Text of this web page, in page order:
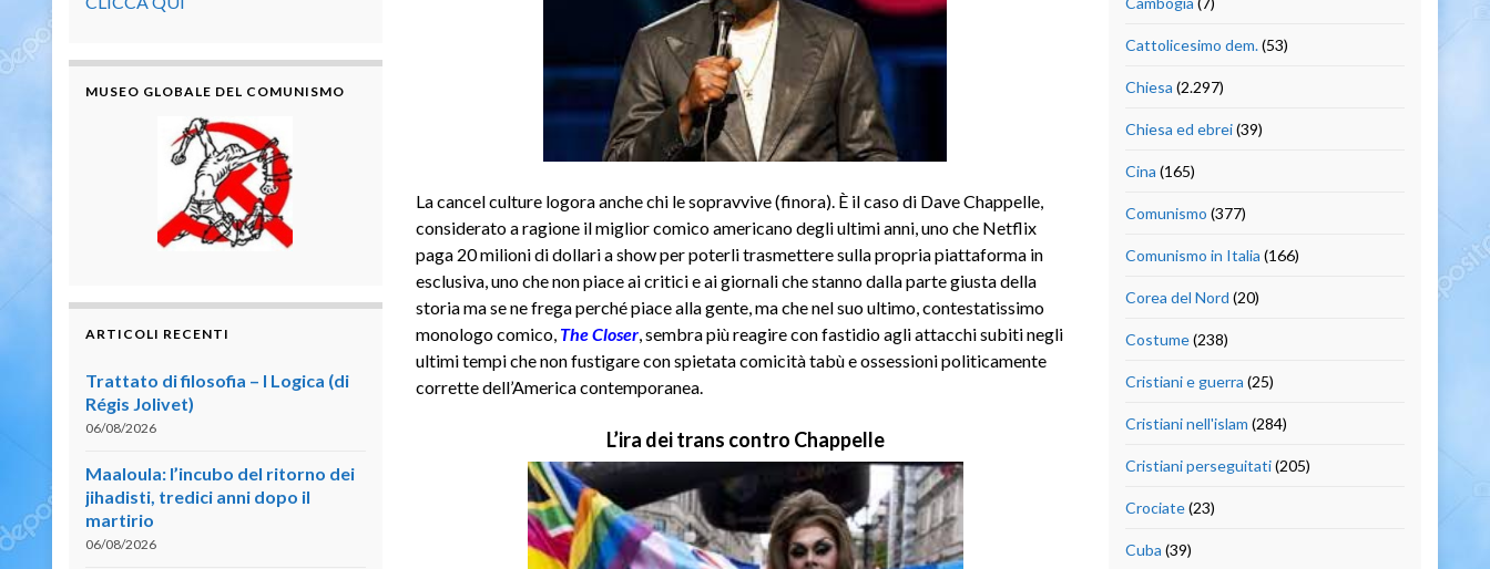
La cancel culture logora anche chi le sopravvive (finora). È il caso di Dave Chappelle,
considerato a ragione il miglior comico americano degli ultimi anni, uno che Netflix
paga 20 milioni di dollari a show per poterli trasmettere sulla propria piattaforma in
esclusiva, uno che non piace ai critici e ai giornali che stanno dalla parte giusta della
storia ma se ne frega perché piace alla gente, ma che nel suo ultimo, contestatissimo
monologo comico, The Closer, sembra più reagire con fastidio agli attacchi subiti negli
ultimi tempi che non fustigare con spietata comicità tabù e ossessioni politicamente
corrette dell’America contemporanea.
L’ira dei trans contro Chappelle
MUSEO GLOBALE DEL COMUNISMO
ARTICOLI RECENTI
Trattato di filosofia – I Logica (di
Régis Jolivet)
06/08/2026
Maaloula: l’incubo del ritorno dei
jihadisti, tredici anni dopo il
martirio
06/08/2026
Cattolicesimo dem.(53)
Chiesa (2.297)
Chiesa ed ebrei(39)
Cina (165)
Comunismo (377)
Comunismo in Italia (166)
Corea del Nord (20)
Costume(238)
Cristiani e guerra (25)
Cristiani nell'islam (284)
Cristiani perseguitati(205)
Crociate(23)
Cuba (39)